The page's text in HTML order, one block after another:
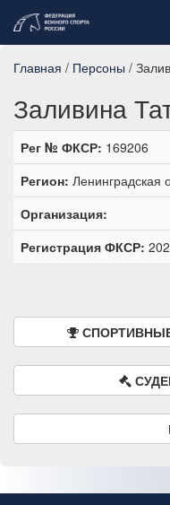
Главная / Персоны /
Заливина
Рег № ФКСР: 169206
Регион: Ленинградская
Организация:
Регистрация ФКСР: